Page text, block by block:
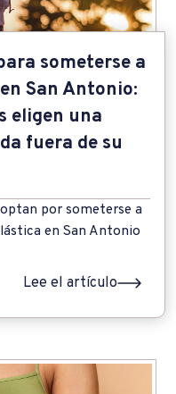
someterse a
San Antonio:
eligen una
fuera de su
por someterse a
en San Antonio
Lee el artículo